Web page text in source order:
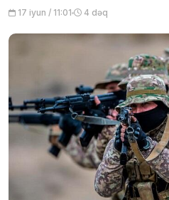
17 iyun / 11:01 4 dəq